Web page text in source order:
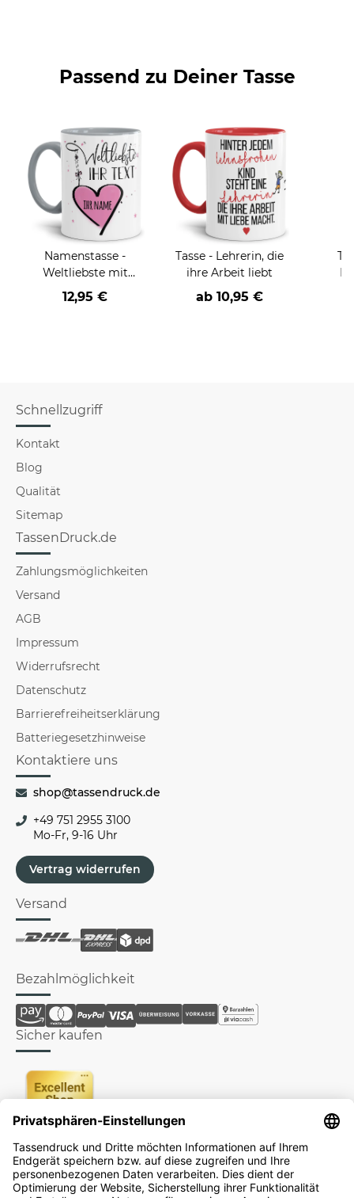
Passend zu Deiner Tasse
Namenstasse -
Weltliebste mit
Wunschname - Innen
& Henkel Grau
12,95 €
Tasse - Lehrerin, die
ihre Arbeit liebt
ab 10,95 €
Schnellzugriff
Kontakt
Blog
Qualität
Sitemap
TassenDruck.de
Zahlungsmöglichkeiten
Versand
AGB
Impressum
Widerrufsrecht
Datenschutz
Barrierefreiheitserklärung
Batteriegesetzhinweise
Kontaktiere uns
shop@tassendruck.de
+49 751 2955 3100
Mo-Fr, 9-16 Uhr
Vertrag widerrufen
Versand
Bezahlmöglichkeit
Sicher kaufen